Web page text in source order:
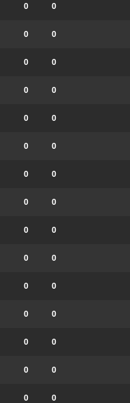
0
0
0
0
0
0
0
0
0
0
0
0
0
0
0
0
0
0
0
0
0
0
0
0
0
0
0
0
0
0